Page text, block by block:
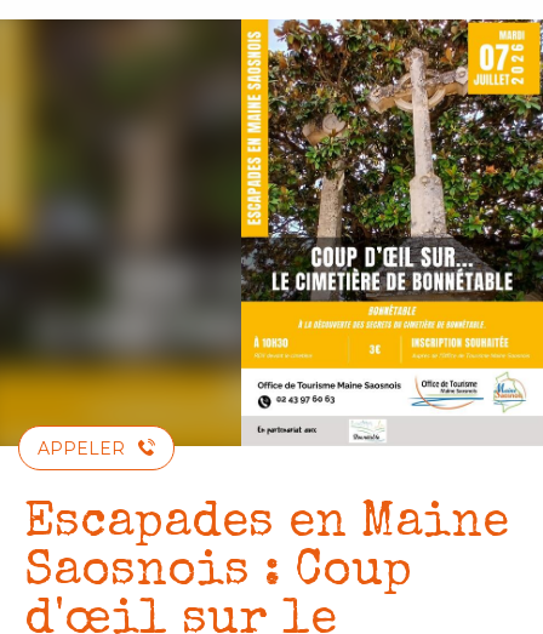
Aller
APPELER
Escapades en Maine
Saosnois : Coup
d'œil sur le